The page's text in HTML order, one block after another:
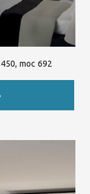
moc 692